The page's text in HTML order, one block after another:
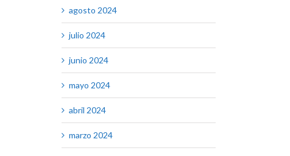
agosto 2024
julio 2024
junio 2024
mayo 2024
abril 2024
marzo 2024